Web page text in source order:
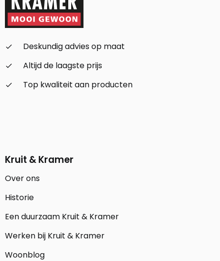
check_small
Deskundig advies op maat
check_small
Altijd de laagste prijs
check_small
Top kwaliteit aan producten
Kruit & Kramer
Over ons
Historie
Een duurzaam Kruit & Kramer
Werken bij Kruit & Kramer
Woonblog